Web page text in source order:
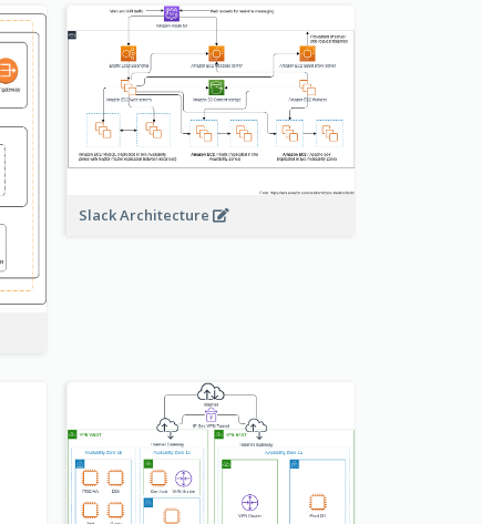
Slack Architecture